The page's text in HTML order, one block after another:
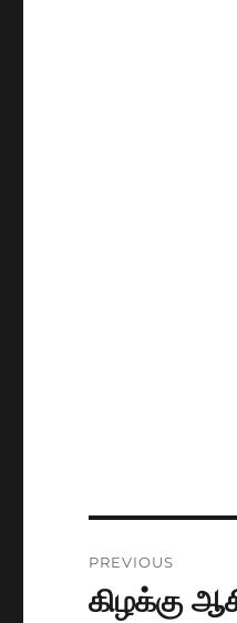
navigation
PREVIOUS
Previous
கிழக்கு